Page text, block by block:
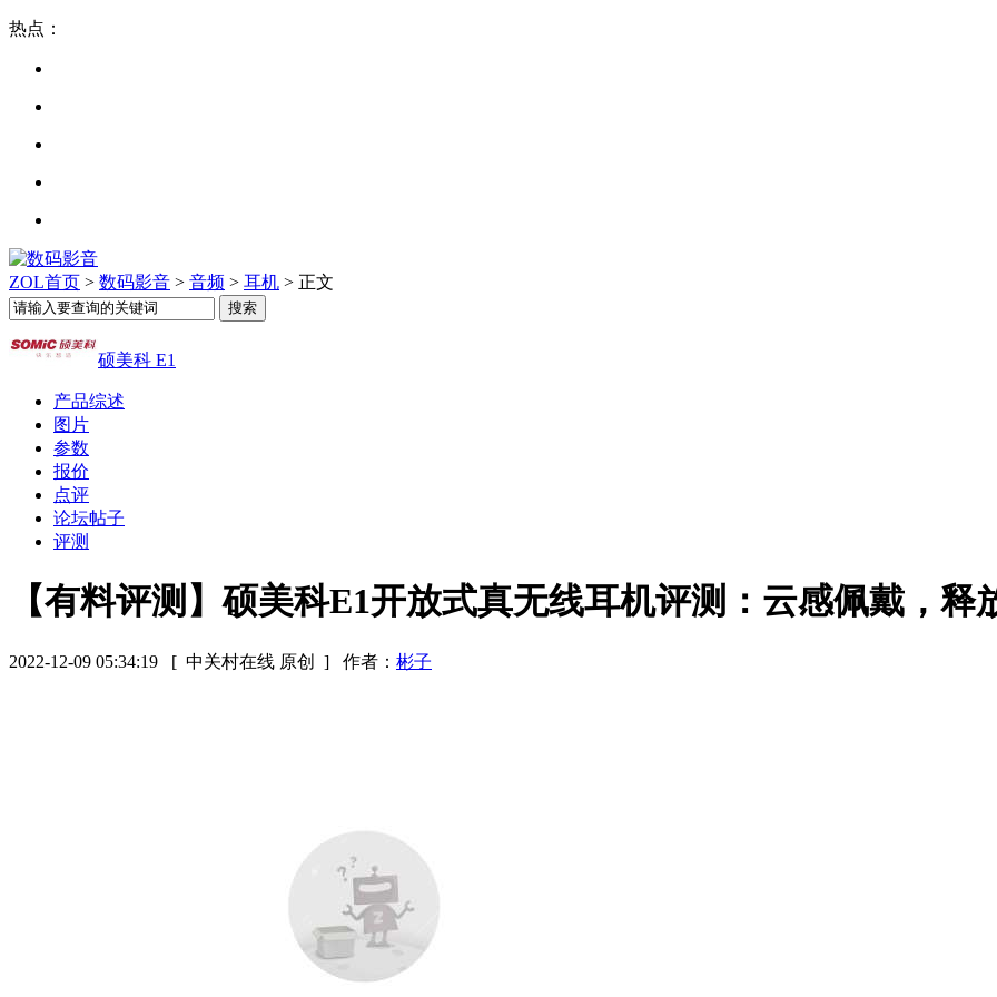
热点：
ZOL首页 > 数码影音 > 音频 > 耳机 > 正文
硕美科 E1
产品综述
图片
参数
报价
点评
论坛帖子
评测
【有料评测】硕美科E1开放式真无线耳机评测：云感佩戴，释
2022-12-09 05:34:19 [ 中关村在线 原创 ] 作者： 彬子